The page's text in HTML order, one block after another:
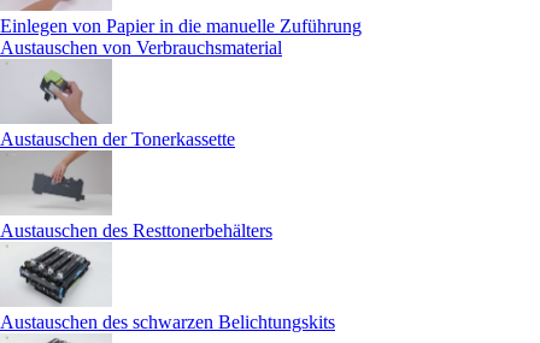
Einlegen von Papier in die manuelle Zuführung
Austauschen von Verbrauchsmaterial
Austauschen der Tonerkassette
Austauschen des Resttonerbehälters
Austauschen des schwarzen Belichtungskits